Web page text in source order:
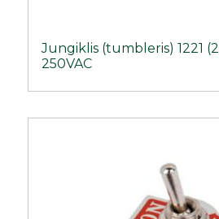
Jungiklis (tumbleris) 1221
250VAC